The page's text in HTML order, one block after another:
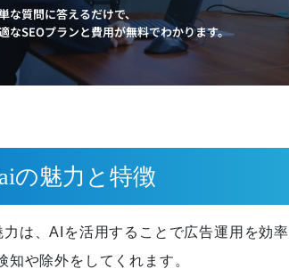
ネットショップのSEO対策12選
｜売上につなげる実践手順と優
先順位
SEOに強いホームページとは？
特徴・作り方・制作会社の選び
な質問に答えるだけで、
なSEOプランと費用が無料でわかります。
の魅力と特徴
は、AIを活用することで広告運用を効
知や除外をしてくれます。